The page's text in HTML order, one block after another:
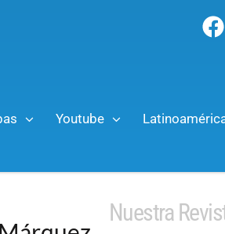
Youtube
Nuestra